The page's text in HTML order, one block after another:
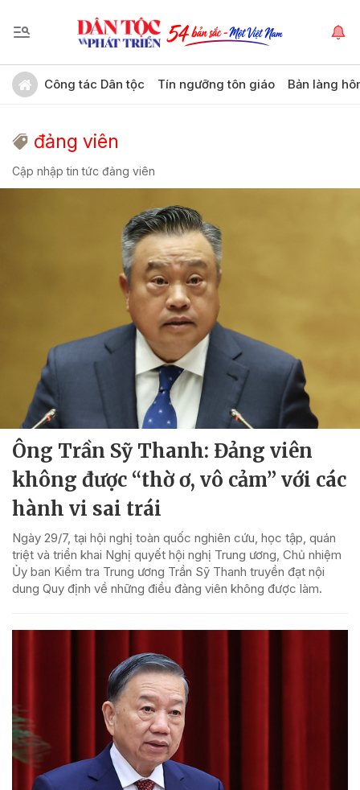
Công tác Dân tộc Tín ngưỡng tôn giáo Bản làng
đảng viên
Cập nhập tin tức đảng viên
Ông Trần Sỹ Thanh: Đảng viên
không được “thờ ơ, vô cảm” với các
hành vi sai trái
Ngày 29/7, tại hội nghị toàn quốc nghiên cứu, học tập, quán
triệt và triển khai Nghị quyết hội nghị Trung ương, Chủ nhiệm
Ủy ban Kiểm tra Trung ương Trần Sỹ Thanh truyền đạt nội
dung Quy định về những điều đảng viên không được làm.